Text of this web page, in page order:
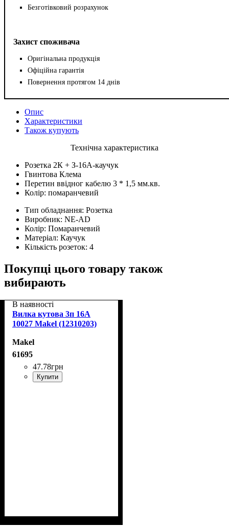
Безготівковий розрахунок
Захист споживача
Оригінальна продукція
Офіційна гарантія
Повернення протягом 14 днів
Опис
Характеристики
Також купують
Технічна характеристика
Розетка 2К + З-16А-каучук
Гвинтова Клема
Перетин ввідног кабелю 3 * 1,5 мм.кв.
Колір: помаранчевий
Тип обладнання: Розетка
Виробник: NE-AD
Колір: Помаранчевий
Матеріал: Каучук
Кількість розеток: 4
Покупці цього товару також
вибирають
В наявності
Вилка кутова 3п 16A
10027 Makel (12310203)
Makel
61695
47.78грн
Купити